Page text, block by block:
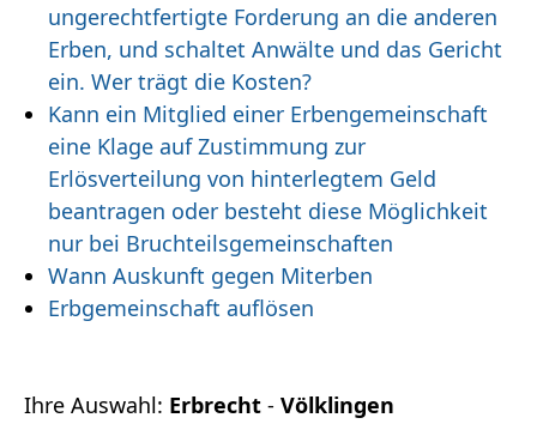
ungerechtfertigte Forderung an die anderen
Erben, und schaltet Anwälte und das Gericht
ein. Wer trägt die Kosten?
Kann ein Mitglied einer Erbengemeinschaft
eine Klage auf Zustimmung zur
Erlösverteilung von hinterlegtem Geld
beantragen oder besteht diese Möglichkeit
nur bei Bruchteilsgemeinschaften
Wann Auskunft gegen Miterben
Erbgemeinschaft auflösen
Ihre Auswahl: Erbrecht - Völklingen